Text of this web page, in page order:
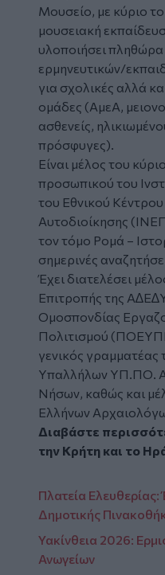
Μουσείο, με κύριο
μουσειακή
υλοποιήσει
ερμηνευτικών/
για σχολικές αλλά
ομάδες (ΑμεΑ,
ασθενείς,
πρόσφυγες).
Είναι μέλος του
προσωπικού του
του Εθνικού
Αυτοδιοίκησης
τον τόμο Ρομά –
σημερινές
Έχει διατελέσει
Επιτροπής της
Ομοσπονδίας
Πολιτισμού
γενικός γραμματέας
Υπαλλήλων ΥΠ.ΠΟ.
Νήσων, καθώς και
Ελλήνων
Διαβάστε
την Κρήτη και το
Πλατεία Ελευθερίας:
Δημοτικής
Υακίνθεια 2026:
Ανωγείων